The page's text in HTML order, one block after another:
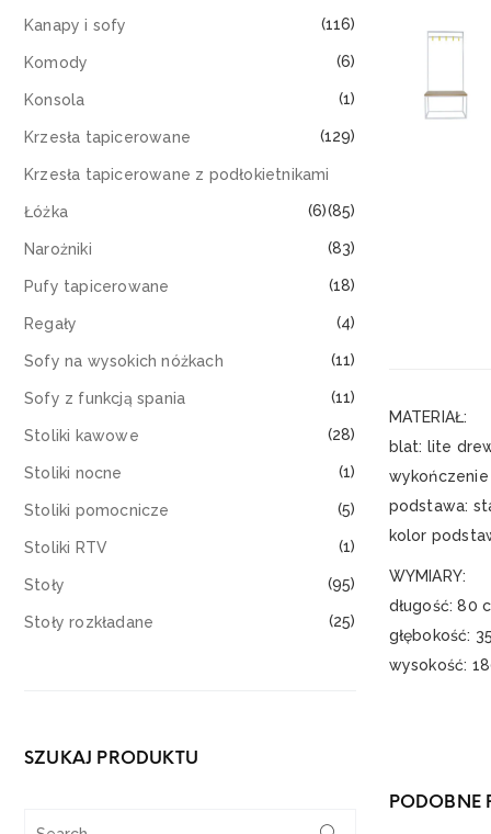
MATERIAŁ:
blat: lite
podstawa:
kolor
WYMIARY:
długość: 80
głębokość:
wysokość:
PODOBNE
Kanapy i sofy (116)
Komody (6)
Konsola (1)
Krzesła tapicerowane (129)
Krzesła tapicerowane z podłokietnikami
(85)
Łóżka (6)
Narożniki (83)
Pufy tapicerowane (18)
Regały (4)
Sofy na wysokich nóżkach (11)
Sofy z funkcją spania (11)
Stoliki kawowe (28)
Stoliki nocne (1)
Stoliki pomocnicze (5)
Stoliki RTV (1)
Stoły (95)
Stoły rozkładane (25)
SZUKAJ PRODUKTU